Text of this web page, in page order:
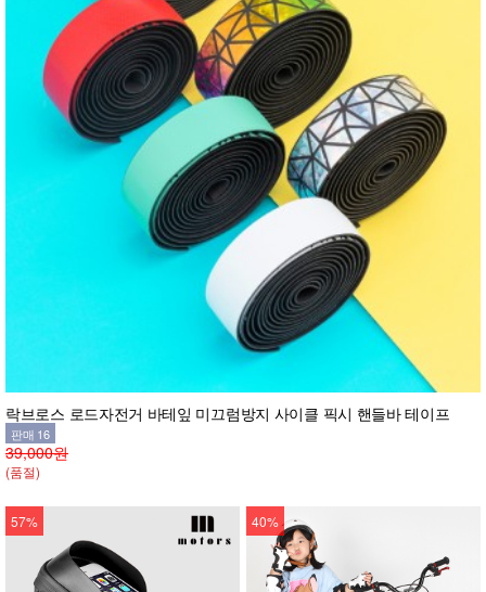
락브로스 로드자전거 바테잎 미끄럼방지 사이클 픽시 핸들바 테이프
판매 16
39,000원
(품절)
57% 40%